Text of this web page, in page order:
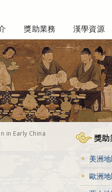
獎助業務 漢學資源
in Early China 獎助
美洲
歐洲